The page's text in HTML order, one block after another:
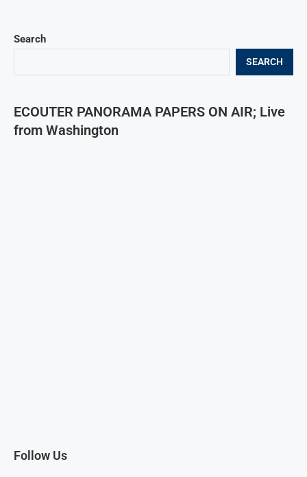
Search
SEARCH
ECOUTER PANORAMA PAPERS ON AIR; Live
from Washington
Follow Us